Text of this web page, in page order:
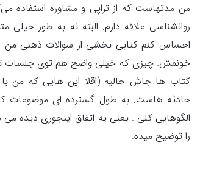
من مدتهاست که از تراپی و مشاوره استفاده
روانشناسی علاقه دارم. البته نه به طور خیلی
احساس کنم کتابی بخشی از سوالات ذهنی
خونمش. چیزی که خیلی واضح هم توی جلسات
کتاب ها جاش خالیه (اقلا این هایی که من با
حادثه هاست. به طول گسترده ای موضوعات
الگوهایی کلی . یعنی یه اتفاق اینجوری دیده
را توضیح میده.